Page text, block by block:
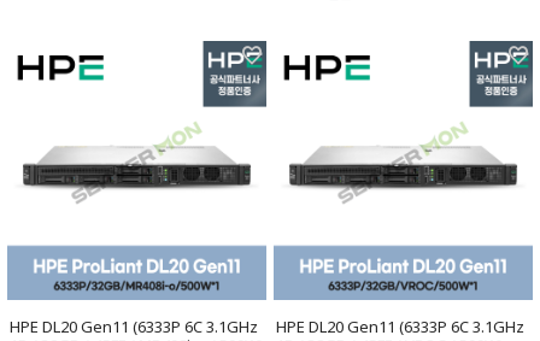
HPE DL20 Gen11 (6333P 6C 3.1GHz
HPE DL20 Gen11 (6333P 6C 3.1GHz